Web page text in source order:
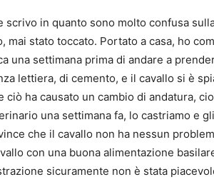
in quanto sono molto confusa
mai stato toccato. Portato a casa, ho
una settimana prima di andare a
lettiera, di cemento, e il cavallo si è
ciò ha causato un cambio di andatura,
una settimana fa, lo castriamo e
che il cavallo non ha nessun
con una buona alimentazione
sicuramente non è stata